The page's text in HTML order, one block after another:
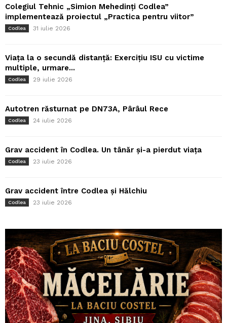
Colegiul Tehnic „Simion Mehedinți Codlea”
implementează proiectul „Practica pentru viitor”
Codlea 31 iulie 2026
Viața la o secundă distanță: Exercițiu ISU cu victime
multiple, urmare...
Codlea 29 iulie 2026
Autotren răsturnat pe DN73A, Pârâul Rece
Codlea 24 iulie 2026
Grav accident în Codlea. Un tânăr și-a pierdut viața
Codlea 23 iulie 2026
Grav accident între Codlea și Hălchiu
Codlea 23 iulie 2026